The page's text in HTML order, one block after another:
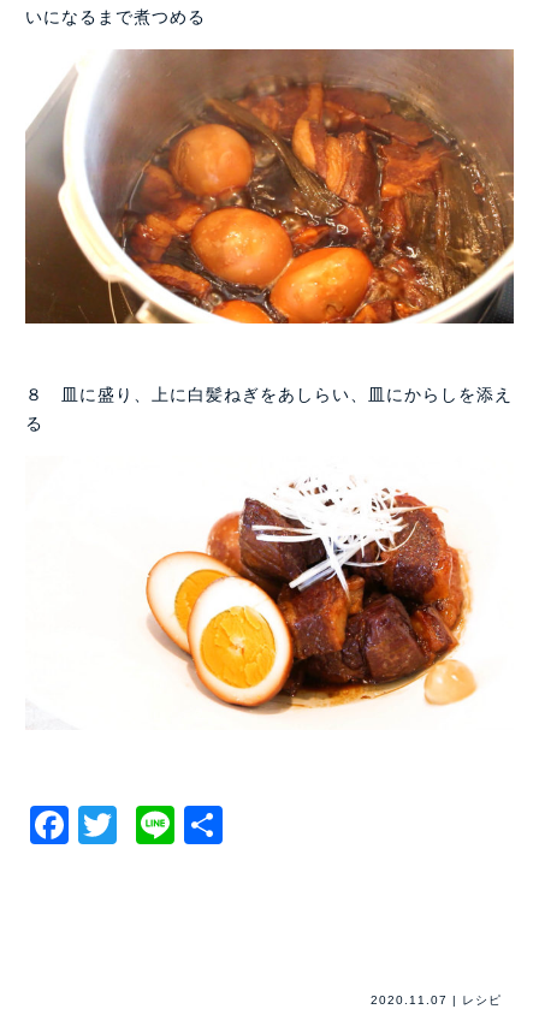
いになるまで煮つめる
８ 皿に盛り、上に白髪ねぎをあしらい、皿にからしを添え
る
Facebook
Twitter
Line
2020.11.07 | レシピ